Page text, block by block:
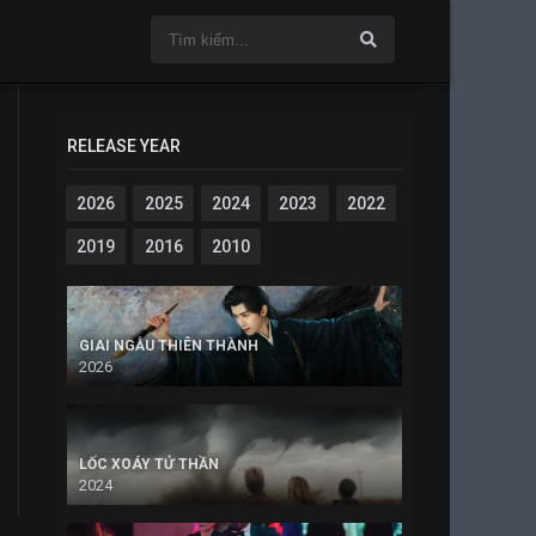
RELEASE YEAR
2026 2025 2024 2023 2022
2019 2016 2010
GIAI NGẪU THIÊN THÀNH
2026
LỐC XOÁY TỬ THẦN
2024